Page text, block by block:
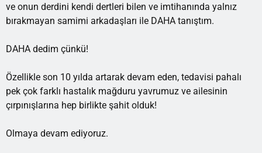
ve onun derdini kendi dertleri bilen ve imtihanında yalnız
bırakmayan samimi arkadaşları ile DAHA tanıştım.
DAHA dedim çünkü!
Özellikle son 10 yılda artarak devam eden, tedavisi pahalı
pek çok farklı hastalık mağduru yavrumuz ve ailesinin
çırpınışlarına hep birlikte şahit olduk!
Olmaya devam ediyoruz.